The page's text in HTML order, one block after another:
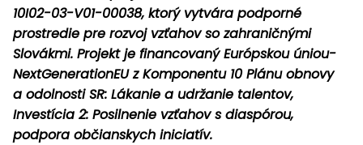
10I02-03-V01-00038, ktorý vytvára podporné
prostredie pre rozvoj vzťahov so zahraničnými
Slovákmi. Projekt je financovaný Európskou úniou-
NextGenerationEU z Komponentu 10 Plánu obnovy
a odolnosti SR: Lákanie a udržanie talentov,
Investícia 2: Posilnenie vzťahov s diaspórou,
podpora občianskych iniciatív.